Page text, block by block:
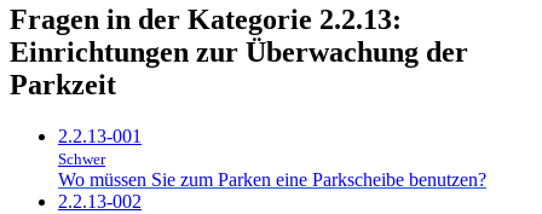
Fragen in der Kategorie 2.2.13:
Einrichtungen zur Überwachung der
Parkzeit
2.2.13-001
Schwer
Wo müssen Sie zum Parken eine Parkscheibe benutzen?
2.2.13-002